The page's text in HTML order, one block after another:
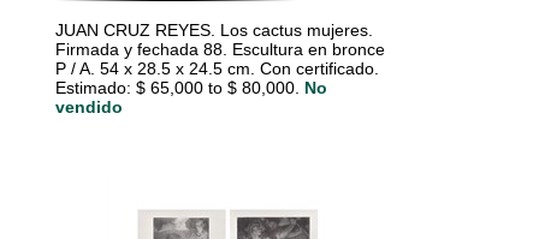
JUAN CRUZ REYES. Los cactus mujeres.
Firmada y fechada 88. Escultura en bronce
P / A. 54 x 28.5 x 24.5 cm. Con certificado.
Estimado: $ 65,000 to $ 80,000. No
vendido